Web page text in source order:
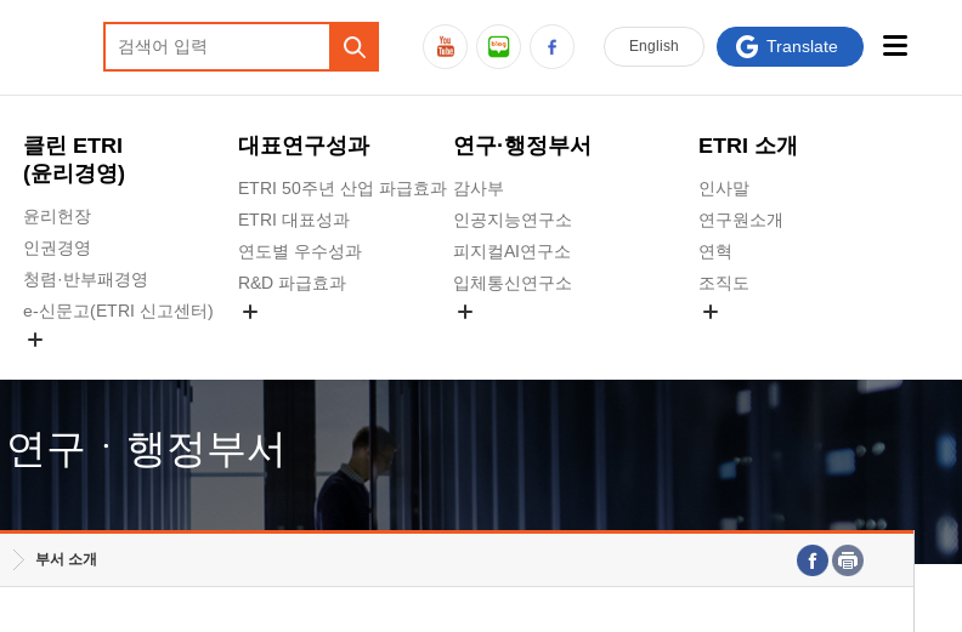
클린 ETRI
(윤리경영)
윤리헌장
인권경영
청렴·반부패경영
e-신문고(ETRI 신고센터)
고객의소리
수의계약 현황
대표연구성과
ETRI 50주년 산업 파급효과
ETRI 대표성과
연도별 우수성과
R&D 파급효과
연구·행정부서
감사부
인공지능연구소
피지컬AI연구소
입체통신연구소
호남권연구본부
기획본부
ETRI 소개
인사말
연구원소개
연혁
조직도
연구원 고객헌장
주요업무연락처
English Translate
연구ㆍ행정부서
부서 소개